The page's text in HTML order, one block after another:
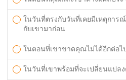
ในวันที่ตรงกับวันที่เคยมีเหตุกา
กับเขามาก่อน
ในตอนที่เขาขาดคุณไม่ได้อีกต่อไ
ในวันที่เขาพร้อมที่จะเปลี่ยนแปล